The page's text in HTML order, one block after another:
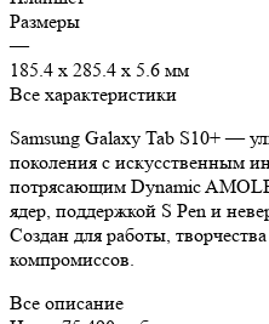
Размеры
—
185.4 x 285.4 x 5.6 мм
Все характеристики
Samsung Galaxy Tab S10+ —
поколения с искусственным
потрясающим Dynamic
ядер, поддержкой S Pen и
Создан для работы,
компромиссов.
Все описание